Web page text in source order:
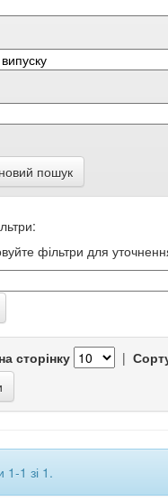
пошук
фільтри для
сторінку |
1-1 зі 1.